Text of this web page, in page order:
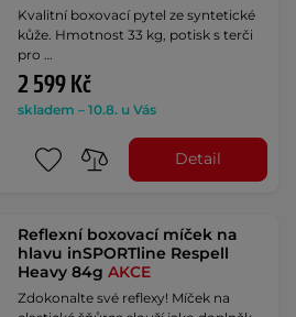
Kvalitní boxovací pytel ze syntetické
kůže. Hmotnost 33 kg, potisk s terči
pro …
2 599 Kč
skladem – 10.8. u Vás
Detail
Reflexní boxovací míček na
hlavu inSPORTline Respell
Heavy 84gAKCE
Zdokonalte své reflexy! Míček na